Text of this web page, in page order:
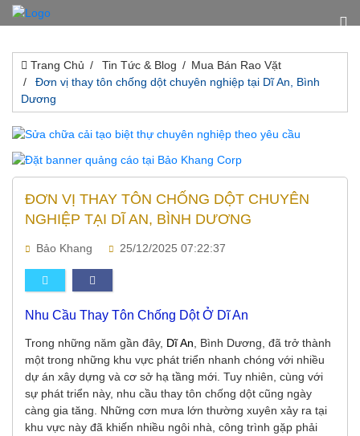
Trang Chủ Tin Tức & Blog
Mua Bán Rao Vặt
Đơn vị thay tôn chống dột chuyên nghiệp tại Dĩ An, Bình
Dương
ĐƠN VỊ THAY TÔN CHỐNG DỘT CHUYÊN
NGHIỆP TẠI DĨ AN, BÌNH DƯƠNG
Bảo Khang 25/12/2025 07:22:37
Nhu Cầu Thay Tôn Chống Dột Ở Dĩ An
Trong những năm gần đây, Dĩ An , Bình Dương, đã trở thành
một trong những khu vực phát triển nhanh chóng với nhiều
dự án xây dựng và cơ sở hạ tầng mới. Tuy nhiên, cùng với
sự phát triển này, nhu cầu thay tôn chống dột cũng ngày
càng gia tăng. Những cơn mưa lớn thường xuyên xảy ra tại
khu vực này đã khiến nhiều ngôi nhà, công trình gặp phải